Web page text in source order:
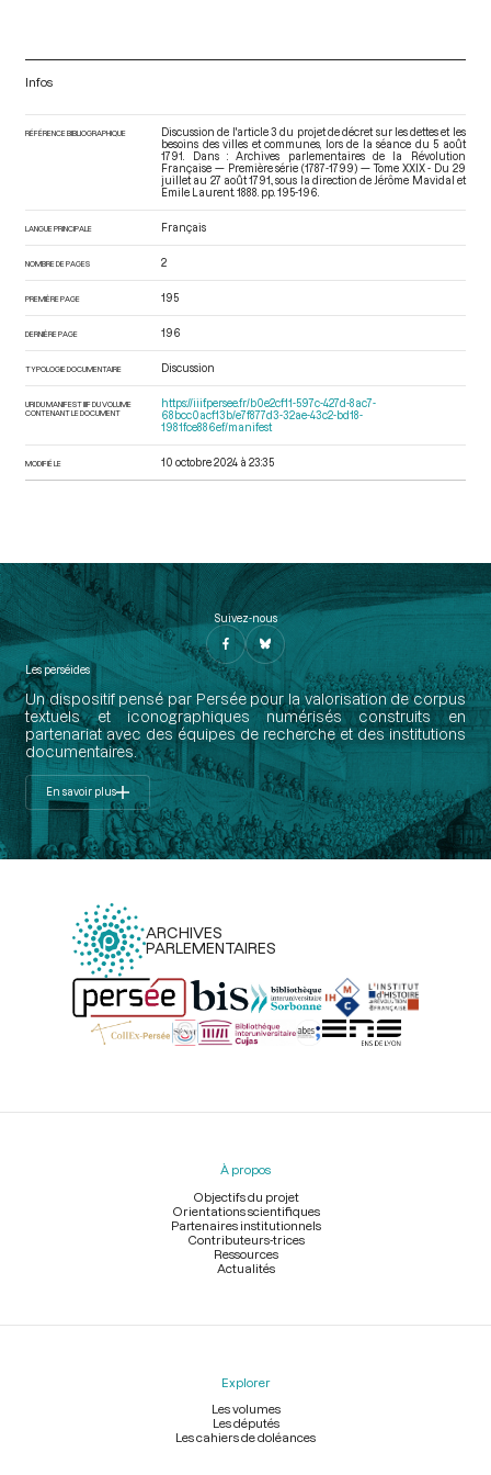
Infos
RÉFÉRENCE BIBLIOGRAPHIQUE
Discussion de l'article 3 du projet de décret sur les dettes et les
besoins des villes et communes, lors de la séance du 5 août
1791. Dans : Archives parlementaires de la Révolution
Française — Première série (1787-1799) — Tome XXIX - Du 29
juillet au 27 août 1791. , sous la direction de Jérôme Mavidal et
Emile Laurent. 1888. pp. 195-196.
LANGUE PRINCIPALE Français
NOMBRE DE PAGES 2
PREMIÈRE PAGE 195
DERNIÈRE PAGE 196
TYPOLOGIE DOCUMENTAIRE Discussion
URI DU MANIFEST IIIF DU VOLUME
CONTENANT LE DOCUMENT
https://iiif.persee.fr/b0e2cf11-597c-427d-8ac7-
68bcc0acf13b/e7f877d3-32ae-43c2-bd18-
1981fce886ef/manifest
MODIFIÉ LE 10 octobre 2024 à 23:35
Suivez-nous
Les perséides
Un dispositif pensé par Persée pour la valorisation de corpus
textuels et iconographiques numérisés construits en
partenariat avec des équipes de recherche et des institutions
documentaires.
En savoir plus
ARCHIVES
PARLEMENTAIRES
Menu
À propos
Objectifs du projet
Orientations scientifiques
Partenaires institutionnels
Contributeurs-trices
Ressources
Actualités
Explorer
Les volumes
Les députés
Les cahiers de doléances